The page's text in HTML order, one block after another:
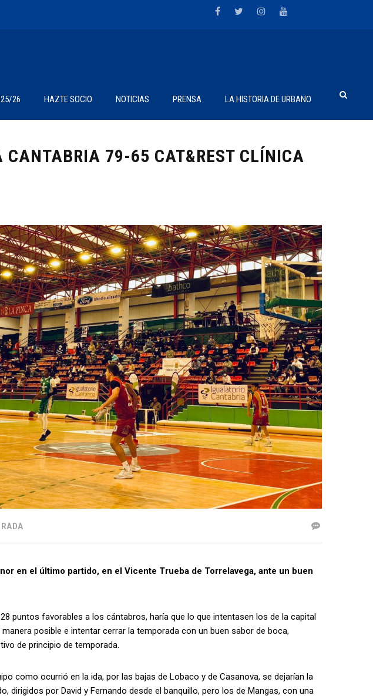
26 HAZTE SOCIO NOTICIAS PRENSA LA HISTORIA DE URBANO
CANTABRIA 79-65 CAT&REST CLÍNICA
en el último partido, en el Vicente Trueba de Torrelavega, ante un buen
puntos favorables a los cántabros, haría que lo que intentasen los de la capital
posible e intentar cerrar la temporada con un buen sabor de boca,
de principio de temporada.
como ocurrió en la ida, por las bajas de Lobaco y de Casanova, se dejarían la
dirigidos por David y Fernando desde el banquillo, pero los de Mangas, con una